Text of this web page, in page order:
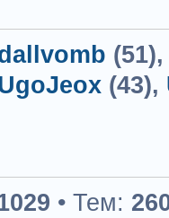
(43),
• Тем: